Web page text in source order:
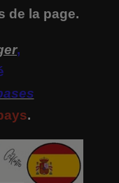
de la page.
,
.